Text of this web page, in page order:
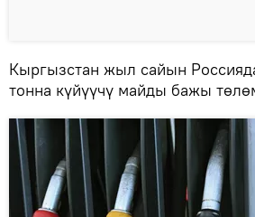
Кыргызстан жыл сайын
тонна күйүүчү майды бажы